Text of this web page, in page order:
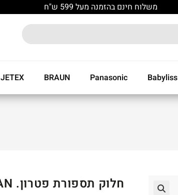
משלוח חינם בהזמנה מעל 599 ש"ח
Babyliss
Panasonic
BRAUN
JETEX
חלוק תספורת פטרון. HOFMAN